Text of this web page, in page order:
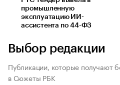
промышленную
эксплуатацию ИИ-
ассистента по 44-ФЗ
Выбор редакции
Публикации, которые получают
в Сюжеты РБК